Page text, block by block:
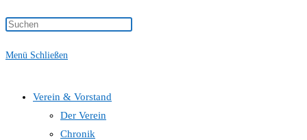
Menü Schließen
Verein & Vorstand
Der Verein
Chronik